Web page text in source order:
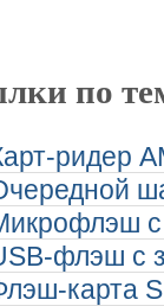
по
ридер
с
флэш с
карта